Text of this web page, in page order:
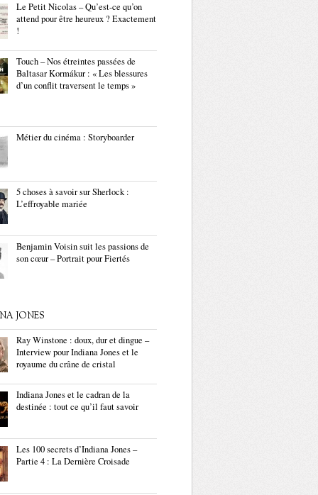
Le Petit Nicolas – Qu’est-ce qu’on
attend pour être heureux ? Exactement
!
Touch – Nos étreintes passées de
Baltasar Kormákur : « Les blessures
d’un conflit traversent le temps »
Métier du cinéma : Storyboarder
5 choses à savoir sur Sherlock :
L’effroyable mariée
Benjamin Voisin suit les passions de
son cœur – Portrait pour Fiertés
JONES
Ray Winstone : doux, dur et dingue –
Interview pour Indiana Jones et le
royaume du crâne de cristal
Indiana Jones et le cadran de la
destinée : tout ce qu’il faut savoir
Les 100 secrets d’Indiana Jones –
Partie 4 : La Dernière Croisade